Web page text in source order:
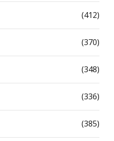
(412)
(370)
(348)
(336)
(385)